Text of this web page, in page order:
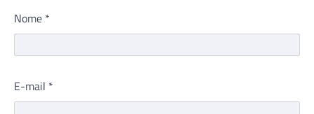
Nome *
E-mail *